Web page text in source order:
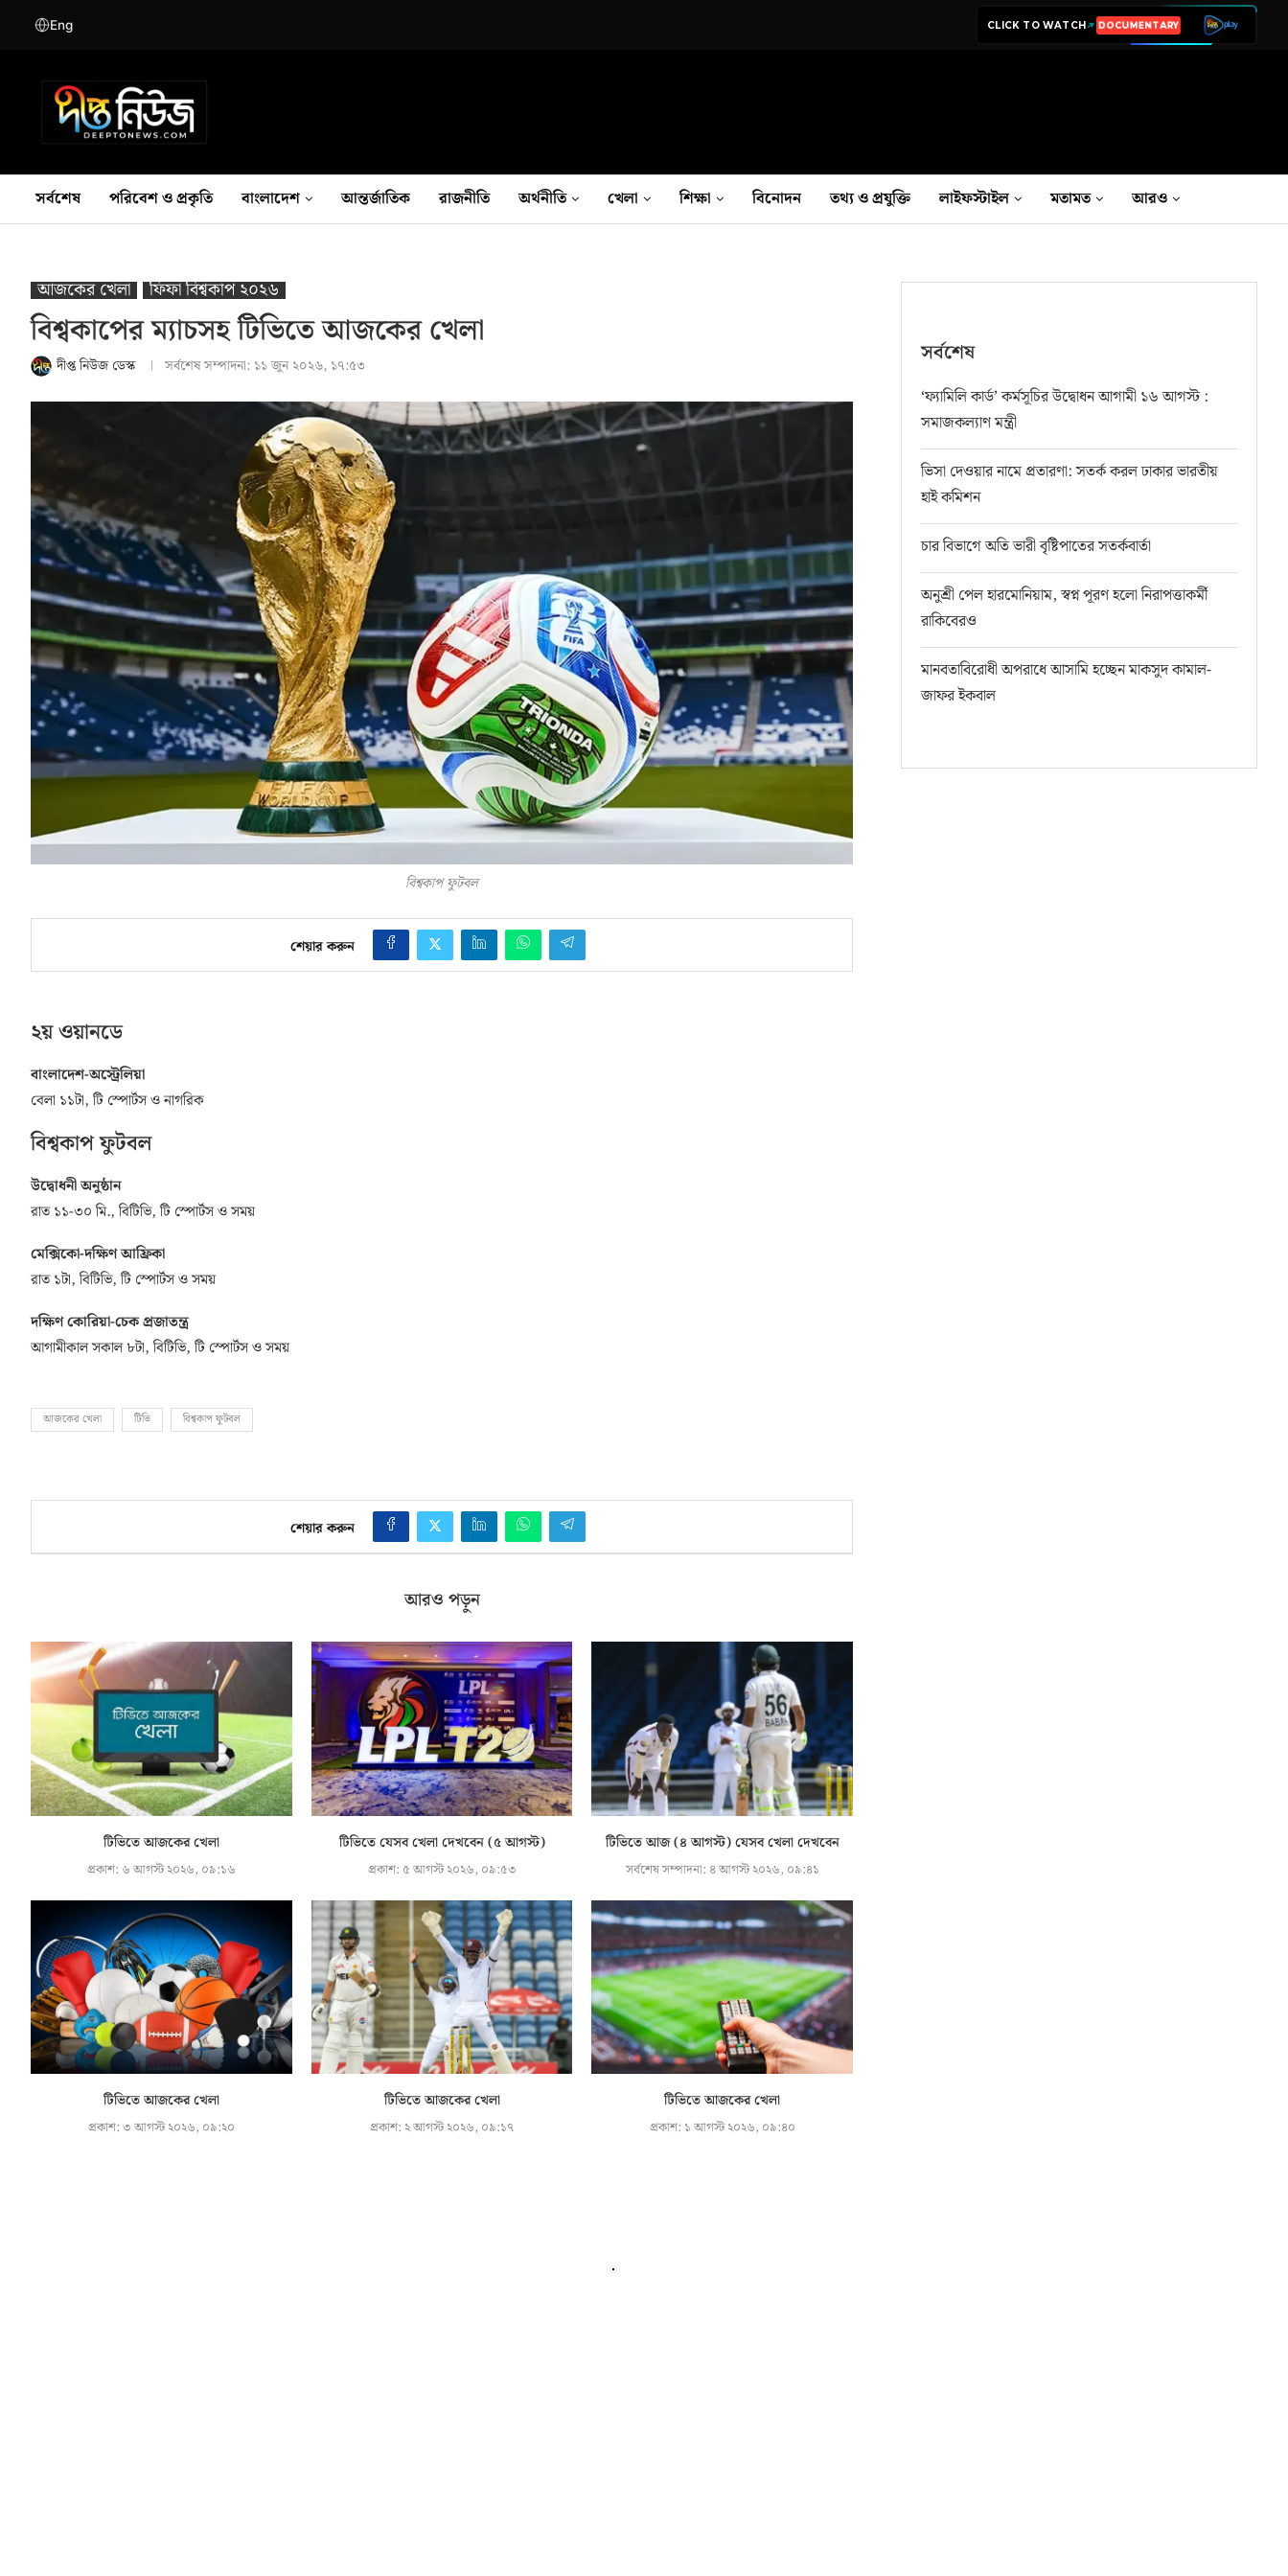
Eng CLICK TO WATCH LIVE TV
সর্বশেষ পরিবেশ ও প্রকৃতি বাংলাদেশ আন্তর্জাতিক রাজনীতি অর্থনীতি খেলা শিক্ষা বিনোদন তথ‍্য ও প্রযুক্তি লাইফস্টাইল মতামত আরও
আজকের খেলা ফিফা বিশ্বকাপ ২০২৬
বিশ্বকাপের ম্যাচসহ টিভিতে আজকের খেলা
দীপ্ত নিউজ ডেস্ক সর্বশেষ সম্পাদনা: ১১ জুন ২০২৬, ১৭:৫৩
বিশ্বকাপ ফুটবল
শেয়ার করুন
২য় ওয়ানডে
বাংলাদেশ-অস্ট্রেলিয়া
বেলা ১১টা, টি স্পোর্টস ও নাগরিক
বিশ্বকাপ ফুটবল
উদ্বোধনী অনুষ্ঠান
রাত ১১-৩০ মি., বিটিভি, টি স্পোর্টস ও সময়
মেক্সিকো-দক্ষিণ আফ্রিকা
রাত ১টা, বিটিভি, টি স্পোর্টস ও সময়
দক্ষিণ কোরিয়া-চেক প্রজাতন্ত্র
আগামীকাল সকাল ৮টা, বিটিভি, টি স্পোর্টস ও সময়
আজকের খেলা টিভি বিশ্বকাপ ফুটবল
শেয়ার করুন
আরও পড়ুন
টিভিতে আজকের খেলা
প্রকাশ: ৬ আগস্ট ২০২৬, ০৯:১৬
টিভিতে যেসব খেলা দেখবেন (৫ আগস্ট)
প্রকাশ: ৫ আগস্ট ২০২৬, ০৯:৫৩
টিভিতে আজ (৪ আগস্ট) যেসব খেলা দেখবেন
সর্বশেষ সম্পাদনা: ৪ আগস্ট ২০২৬, ০৯:৪১
টিভিতে আজকের খেলা
প্রকাশ:৩ আগস্ট ২০২৬, ০৯:২০
টিভিতে আজকের খেলা
প্রকাশ: ২ আগস্ট ২০২৬, ০৯:১৭
টিভিতে আজকের খেলা
প্রকাশ: ১ আগস্ট ২০২৬, ০৯:৪০
সর্বশেষ
‘ফ্যামিলি কার্ড’ কর্মসূচির উদ্বোধন আগামী ১৬ আগস্ট :
সমাজকল্যাণ মন্ত্রী
ভিসা দেওয়ার নামে প্রতারণা: সতর্ক করল ঢাকার ভারতীয়
হাই কমিশন
চার বিভাগে অতি ভারী বৃষ্টিপাতের সতর্কবার্তা
অনুশ্রী পেল হারমোনিয়াম, স্বপ্ন পূরণ হলো নিরাপত্তাকর্মী
রাকিবেরও
মানবতাবিরোধী অপরাধে আসামি হচ্ছেন মাকসুদ কামাল-
জাফর ইকবাল